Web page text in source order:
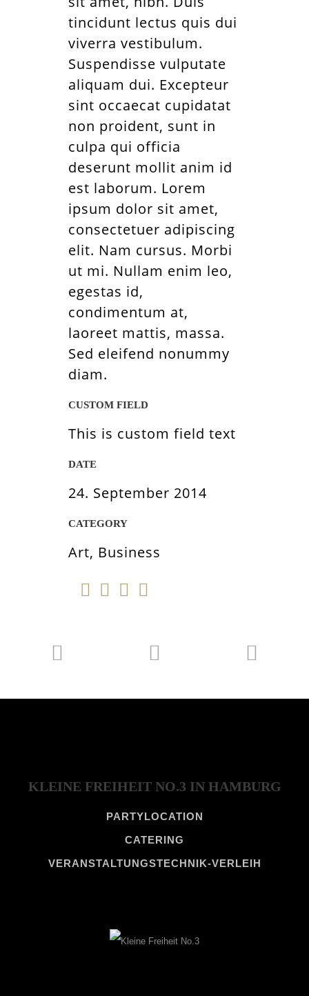
tincidunt lectus quis dui
viverra vestibulum.
Suspendisse vulputate
aliquam dui. Excepteur
sint occaecat cupidatat
non proident, sunt in
culpa qui officia
deserunt mollit anim id
est laborum. Lorem
ipsum dolor sit amet,
consectetuer adipiscing
elit. Nam cursus. Morbi
ut mi. Nullam enim leo,
egestas id,
condimentum at,
laoreet mattis, massa.
Sed eleifend nonummy
diam.
CUSTOM FIELD
This is custom field text
DATE
24. September 2014
CATEGORY
Art, Business
KLEINE FREIHEIT NO.3 IN HAMBURG
PARTYLOCATION
CATERING
VERANSTALTUNGSTECHNIK-VERLEIH